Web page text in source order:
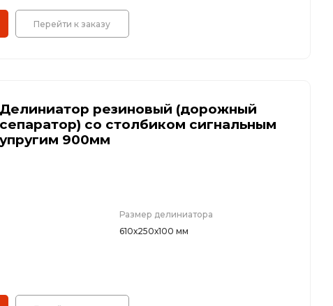
Перейти к заказу
Делиниатор резиновый (дорожный
сепаратор) со столбиком сигнальным
упругим 900мм
Размер делиниатора
610х250х100 мм